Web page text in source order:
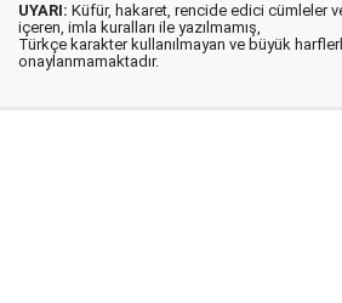
UYARI: Küfür, hakaret, rencide edici cümleler
içeren, imla kuralları ile yazılmamış,
Türkçe karakter kullanılmayan ve büyük
onaylanmamaktadır.